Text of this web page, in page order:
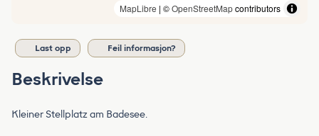
MapLibre | ©OpenStreetMapcontributors
Last opp Feil informasjon?
Beskrivelse
Kleiner Stellplatz am Badesee.